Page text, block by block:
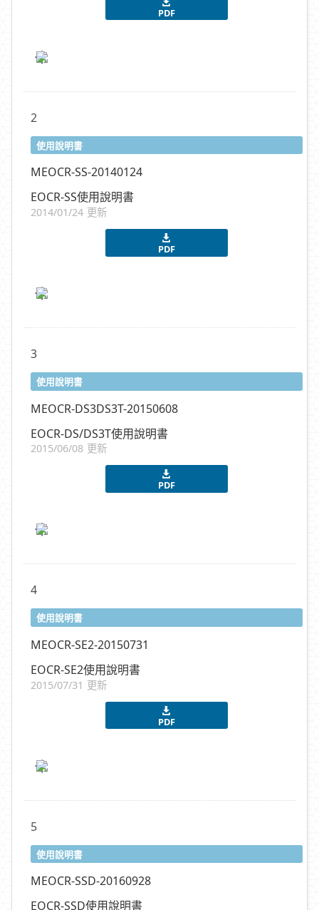
PDF
2
使用說明書
MEOCR-SS-20140124
EOCR-SS使用說明書
2014/01/24 更新
PDF
3
使用說明書
MEOCR-DS3DS3T-20150608
EOCR-DS/DS3T使用說明書
2015/06/08 更新
PDF
4
使用說明書
MEOCR-SE2-20150731
EOCR-SE2使用說明書
2015/07/31 更新
PDF
5
使用說明書
MEOCR-SSD-20160928
EOCR-SSD使用說明書